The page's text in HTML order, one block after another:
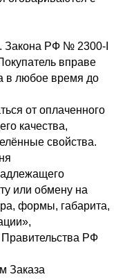
Закона РФ № 2300-I
вправе
в любое время до
от оплаченного
качества,
свойства.
или обмену на
формы, габарита,
РФ
Заказа